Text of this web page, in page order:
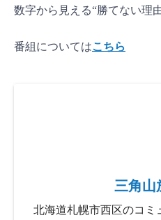
数字から見える“勝てない理
番組についてはこちら
三角山
北海道札幌市西区のコミ